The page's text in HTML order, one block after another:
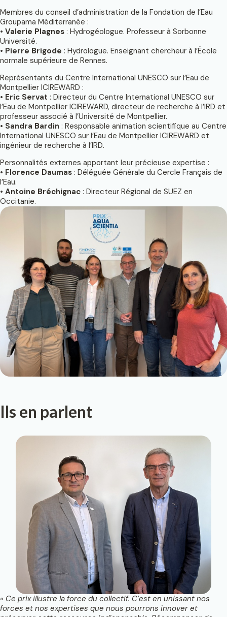
Membres du conseil d’administration de la Fondation de l’Eau
Groupama Méditerranée :
• Valerie Plagnes : Hydrogéologue. Professeur à Sorbonne
Université.
• Pierre Brigode : Hydrologue. Enseignant chercheur à l’École
normale supérieure de Rennes.
Représentants du Centre International UNESCO sur l’Eau de
Montpellier ICIREWARD :
• Eric Servat : Directeur du Centre International UNESCO sur
l’Eau de Montpellier ICIREWARD, directeur de recherche à l’IRD et
professeur associé à l’Université de Montpellier.
• Sandra Bardin : Responsable animation scientifique au Centre
International UNESCO sur l’Eau de Montpellier ICIREWARD et
ingénieur de recherche à l’IRD.
Personnalités externes apportant leur précieuse expertise :
• Florence Daumas : Déléguée Générale du Cercle Français de
l’Eau.
• Antoine Bréchignac : Directeur Régional de SUEZ en
Occitanie.
Ils en parlent
« Ce prix illustre la force du collectif. C’est en unissant nos
forces et nos expertises que nous pourrons innover et